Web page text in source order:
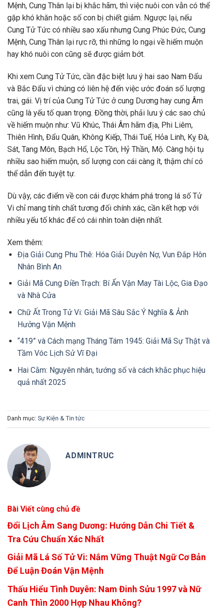
Mệnh, Cung Thân lại bị khắc hãm, thì việc nuôi con vẫn có thể
gặp khó khăn hoặc số con bị chiết giảm. Ngược lại, nếu
Cung Tử Tức có nhiều sao xấu nhưng Cung Phúc Đức, Cung
Mệnh, Cung Thân lại rực rỡ, thì những lo ngại về hiếm muộn
hay khó nuôi con cũng sẽ được giảm bớt.
Khi xem Cung Tử Tức, cần đặc biệt lưu ý hai sao Nam Đẩu
và Bắc Đẩu vì chúng có liên hệ đến việc ước đoán số lượng
trai, gái. Vị trí của Cung Tử Tức ở cung Dương hay cung Âm
cũng là yếu tố quan trọng. Đồng thời, phải lưu ý các sao chủ
về hiếm muộn như: Vũ Khúc, Thái Âm hãm địa, Phi Liêm,
Thiên Hình, Đẩu Quân, Không Kiếp, Thái Tuế, Hỏa Linh, Kỵ Đà,
Sát, Tang Môn, Bạch Hổ, Lộc Tồn, Hỷ Thần, Mộ. Càng hội tụ
nhiều sao hiếm muộn, số lượng con cái càng ít, thậm chí có
thể dẫn đến tuyệt tự.
Dù vậy, các điểm về con cái được khám phá trong lá số Tử
Vi chỉ mang tính chất tương đối chính xác, cần kết hợp với
nhiều yếu tố khác để có cái nhìn toàn diện nhất.
Xem thêm:
Địa Giải Cung Phu Thê: Hóa Giải Duyên Nợ, Vun Đắp Hôn
Nhân Bình An
Giải Mã Cung Điền Trạch: Bí Ẩn Vận May Tài Lộc, Gia Đạo
và Nhà Cửa
Chữ Ất Trong Tử Vi: Giải Mã Sâu Sắc Ý Nghĩa & Ảnh
Hưởng Vận Mệnh
“419” và Cách mạng Tháng Tám 1945: Giải Mã Sự Thật và
Tầm Vóc Lịch Sử Vĩ Đại
Hai Cằm: Nguyên nhân, tướng số và cách khắc phục hiệu
quả nhất 2025
Danh mục: Sự Kiện & Tin tức
ADMINTRUC
Bài Viết cùng chủ đề
Đổi Lịch Âm Sang Dương: Hướng Dẫn Chi Tiết &
Tra Cứu Chuẩn Xác Nhất
Giải Mã Lá Số Tử Vi: Nắm Vững Thuật Ngữ Cơ Bản
Để Luận Đoán Vận Mệnh
Thấu Hiểu Tình Duyên: Nam Đinh Sửu 1997 và Nữ
Canh Thìn 2000 Hợp Nhau Không?